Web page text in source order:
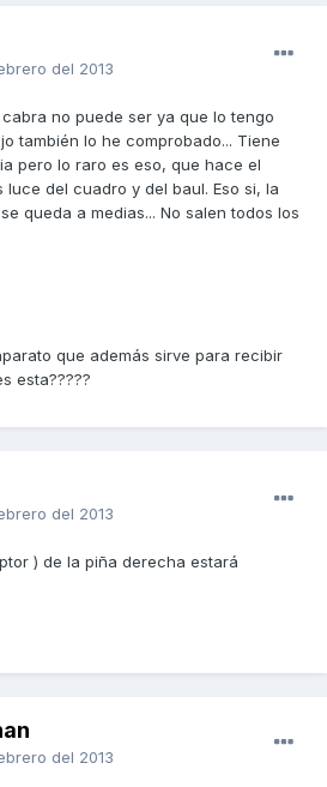
del 2013
no puede ser ya que lo tengo
también lo he comprobado... Tiene
pero lo raro es eso, que hace el
del cuadro y del baul. Eso si, la
queda a medias... No salen todos los
que además sirve para recibir
esta?????
del 2013
) de la piña derecha estará
del 2013